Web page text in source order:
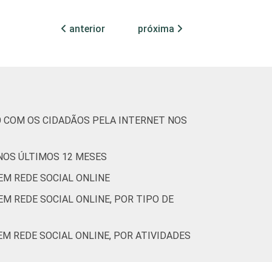
anterior próxima
OS CIDADÃOS PELA INTERNET NOS
ÚLTIMOS 12 MESES
REDE SOCIAL ONLINE
REDE SOCIAL ONLINE, POR TIPO DE
REDE SOCIAL ONLINE, POR ATIVIDADES